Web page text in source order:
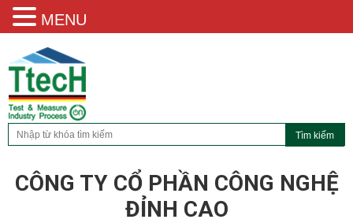
CÔNG TY CỔ PHẦN CÔNG NGHỆ
ĐỈNH CAO
MENU